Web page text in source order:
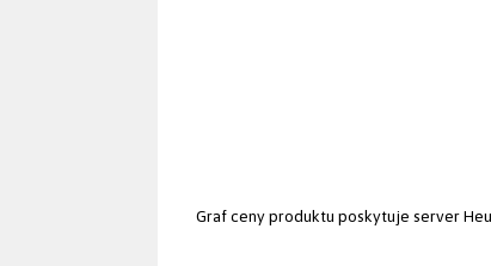
Graf ceny produktu poskytuje server